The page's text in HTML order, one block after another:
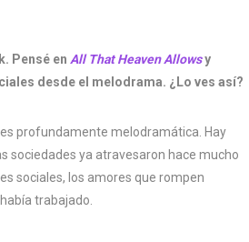
Pensé en All That Heaven Allowsy
desde el melodrama. ¿Lo ves así?
profundamente melodramática. Hay
sociedades ya atravesaron hace mucho
sociales, los amores que rompen
trabajado.